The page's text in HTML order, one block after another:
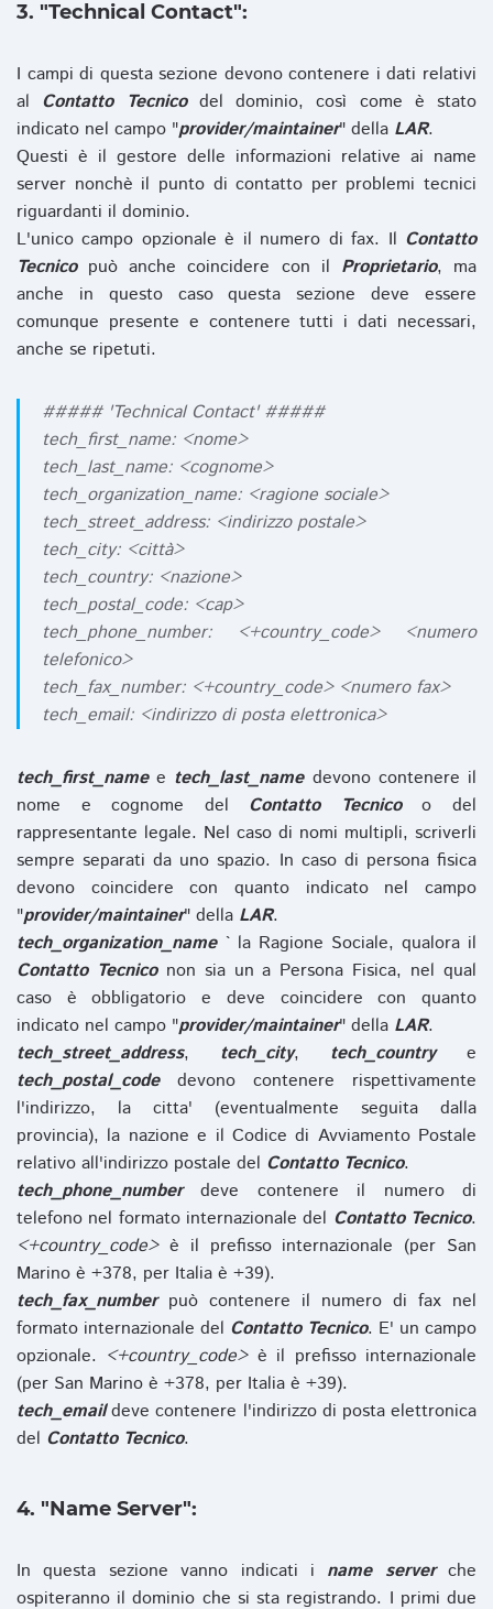
3. "Technical Contact":
I campi di questa sezione devono contenere i dati relativi
al Contatto Tecnicodel dominio, così come è stato
indicato nel campo "provider/maintainer" della LAR.
Questi è il gestore delle informazioni relative ai name
server nonchè il punto di contatto per problemi tecnici
riguardanti il dominio.
L'unico campo opzionale è il numero di fax. Il Contatto
Tecnicopuò anche coincidere con il Proprietario, ma
anche in questo caso questa sezione deve essere
comunque presente e contenere tutti i dati necessari,
anche se ripetuti.
##### 'Technical Contact' #####
tech_first_name: <nome>
tech_last_name: <cognome>
tech_organization_name: <ragione sociale>
tech_street_address: <indirizzo postale>
tech_city: <città>
tech_country: <nazione>
tech_postal_code: <cap>
tech_phone_number: <+country_code> <numero
telefonico>
tech_fax_number: <+country_code> <numero fax>
tech_email: <indirizzo di posta elettronica>
tech_first_namee tech_last_namedevono contenere il
nome e cognome del Contatto Tecnicoo del
rappresentante legale. Nel caso di nomi multipli, scriverli
sempre separati da uno spazio. In caso di persona fisica
devono coincidere con quanto indicato nel campo
"provider/maintainer" della LAR.
tech_organization_name` la Ragione Sociale, qualora il
Contatto Tecniconon sia un a Persona Fisica, nel qual
caso è obbligatorio e deve coincidere con quanto
indicato nel campo "provider/maintainer" della LAR.
tech_street_address, tech_city, tech_countrye
tech_postal_codedevono contenere rispettivamente
l'indirizzo, la citta' (eventualmente seguita dalla
provincia), la nazione e il Codice di Avviamento Postale
relativo all'indirizzo postale del Contatto Tecnico.
tech_phone_numberdeve contenere il numero di
telefono nel formato internazionale del Contatto Tecnico.
<+country_code>è il prefisso internazionale (per San
Marino è +378, per Italia è +39).
tech_fax_numberpuò contenere il numero di fax nel
formato internazionale del Contatto Tecnico. E' un campo
opzionale. <+country_code>è il prefisso internazionale
(per San Marino è +378, per Italia è +39).
tech_emaildeve contenere l'indirizzo di posta elettronica
del Contatto Tecnico.
4. "Name Server":
In questa sezione vanno indicati i name serverche
ospiteranno il dominio che si sta registrando. I primi due